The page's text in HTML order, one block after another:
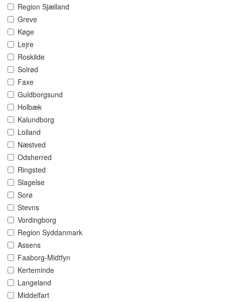
Region Sjælland
Greve
Køge
Lejre
Roskilde
Solrød
Faxe
Guldborgsund
Holbæk
Kalundborg
Lolland
Næstved
Odsherred
Ringsted
Slagelse
Sorø
Stevns
Vordingborg
Region Syddanmark
Assens
Faaborg-Midtfyn
Kerteminde
Langeland
Middelfart